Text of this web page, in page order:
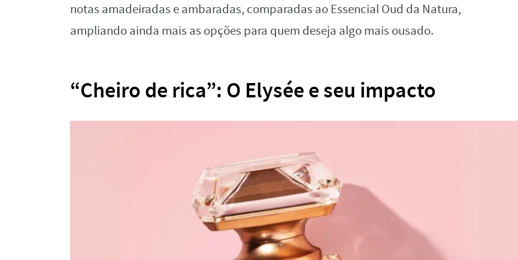
notas amadeiradas e ambaradas, comparadas ao Essencial Oud da Natura,
ampliando ainda mais as opções para quem deseja algo mais ousado.
“Cheiro de rica”: O Elysée e seu impacto